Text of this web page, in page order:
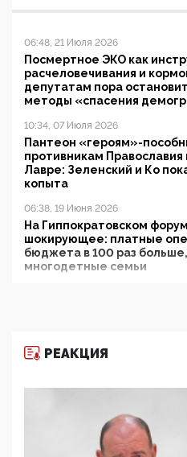
06:48, 21 Июля 2026
Посмертное ЭКО как
расчеловечивания и
депутатам пора
методы «спасения
10:34, 07 Июля 2026
Пантеон «героям»-
противникам
Лавре: Зеленский и Ко
копыта
06:38, 19 Июня 2026
На Гиппократовском
шокирующее: платные
бюджета в 100 раз
многодетные семьи
11:53, 09 Июня 2026
деятельность ИИТО
цифроглобалисты
повестку в образовании
09:43, 01 Июня 2026
РЕАКЦИЯ